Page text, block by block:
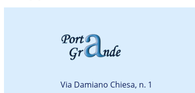
Via Damiano Chiesa, n. 1